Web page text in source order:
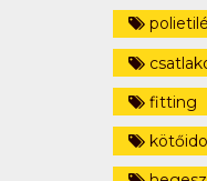
fitting